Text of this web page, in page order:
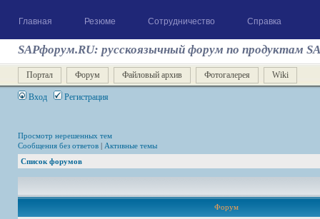
Главная Резюме Сотрудничество Справка
SAPфорум.RU: русскоязычный форум по продуктам
Портал Форум Файловый архив Фотогалерея Wiki
Вход Регистрация
Просмотр нерешенных тем
Сообщения без ответов | Активные темы
Список форумов
Форум